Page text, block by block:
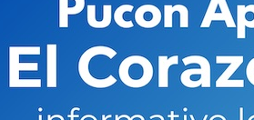
gestiones avanzadas en la